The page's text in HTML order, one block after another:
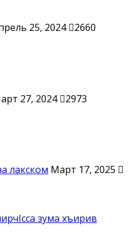
25, 2024 2660
27, 2024 2973
лакском Март 17, 2025